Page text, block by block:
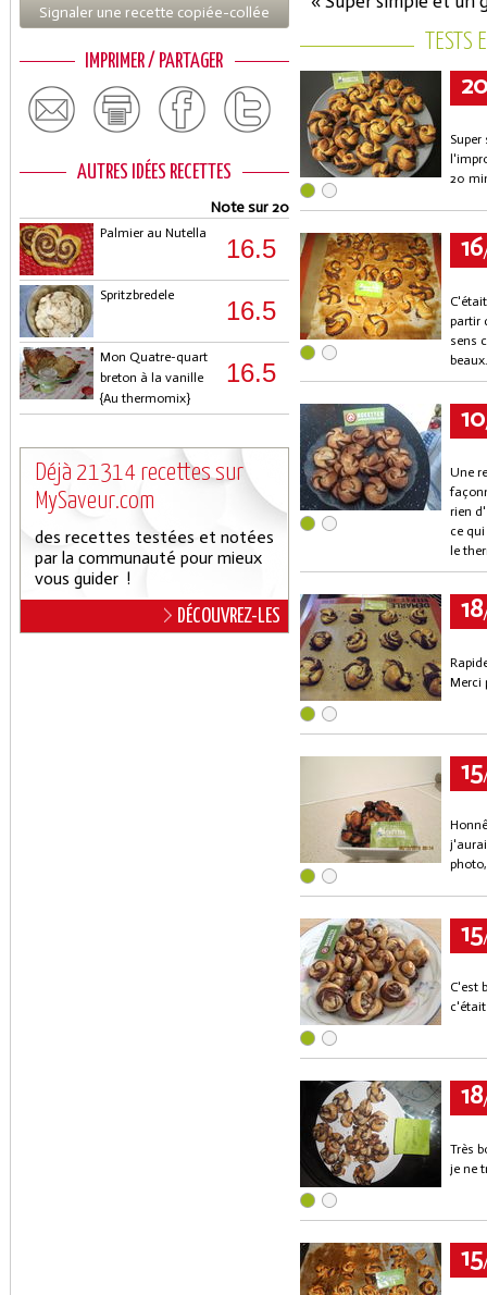
Signaler une recette copiée-collée
IMPRIMER / PARTAGER
AUTRES IDÉES RECETTES
Note sur 20
Palmier au Nutella
16.5
Spritzbredele
16.5
Mon Quatre-quart
breton à la vanille
{Au thermomix}
16.5
Déjà 21314 recettes sur
MySaveur.com
des recettes testées et notées
par la communauté pour mieux
vous guider !
DÉCOUVREZ-LES
20
20
16
partir
sens
beaux.
10
Une
rien
ce
le
18
Merci
15
15
C'est
18
Très
je ne
15